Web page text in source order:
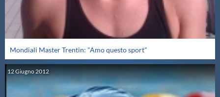
Mondiali Master Trentin: "Amo questo sport"
12Giugno2012